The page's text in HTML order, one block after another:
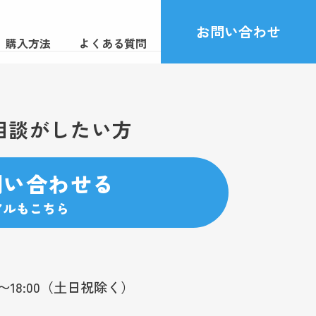
購入方法 よくある質問
お問い合わせ
談がしたい方
合わせる
もこちら
18:00（土日祝除く）